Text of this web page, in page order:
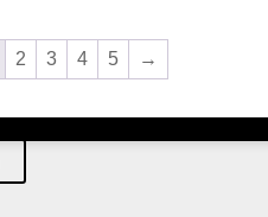
2 3 4 5 →